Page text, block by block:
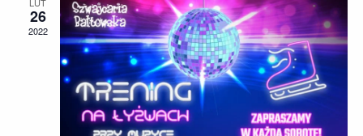
26
2022